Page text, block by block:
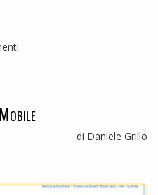
di Daniele Grillo